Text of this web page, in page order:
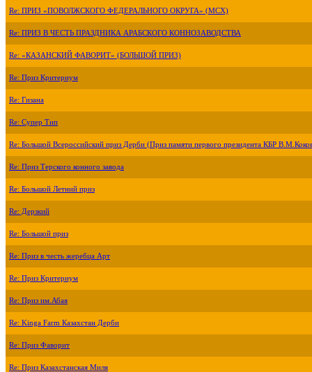
Re: ПРИЗ «ПОВОЛЖСКОГО ФЕДЕРАЛЬНОГО ОКРУГА» (МСХ)
Re: ПРИЗ В ЧЕСТЬ ПРАЗДНИКА АРАБСКОГО КОННОЗАВОДСТВА
Re: «КАЗАНСКИЙ ФАВОРИТ» (БОЛЬШОЙ ПРИЗ)
Re: Приз Критериум
Re: Гизана
Re: Супер Тип
Re: Большой Всероссийский приз Дерби (Приз памяти первого президента КБР
Re: Приз Терского конного завода
Re: Большой Летний приз
Re: Дерзкий
Re: Большой приз
Re: Приз в честь жеребца Арт
Re: Приз Критериум
Re: Приз им.Абая
Re: Kinga Farm Казахстан Дерби
Re: Приз Фаворит
Re: Приз Казахстанская Миля